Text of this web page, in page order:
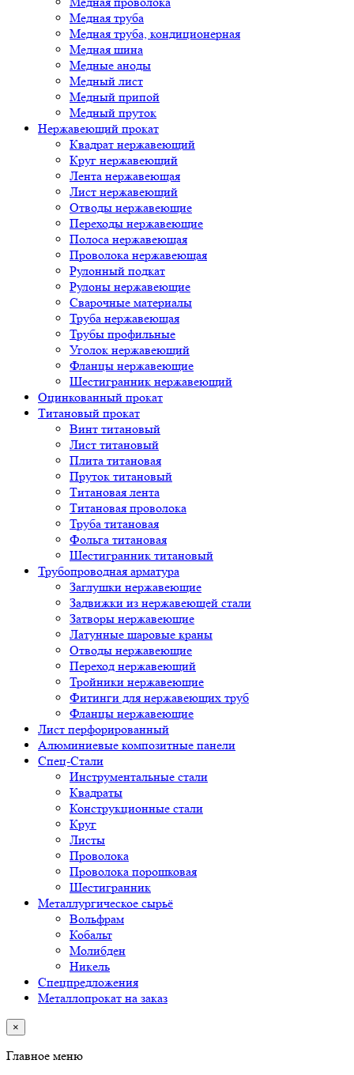
Медная труба
Медная труба, кондиционерная
Медная шина
Медные аноды
Медный лист
Медный припой
Медный пруток
Нержавеющий прокат
Квадрат нержавеющий
Круг нержавеющий
Лента нержавеющая
Лист нержавеющий
Отводы нержавеющие
Переходы нержавеющие
Полоса нержавеющая
Проволока нержавеющая
Рулонный подкат
Рулоны нержавеющие
Сварочные материалы
Труба нержавеющая
Трубы профильные
Уголок нержавеющий
Фланцы нержавеющие
Шестигранник нержавеющий
Оцинкованный прокат
Титановый прокат
Винт титановый
Лист титановый
Плита титановая
Пруток титановый
Титановая лента
Титановая проволока
Труба титановая
Фольга титановая
Шестигранник титановый
Трубопроводная арматура
Заглушки нержавеющие
Задвижки из нержавеющей стали
Затворы нержавеющие
Латунные шаровые краны
Отводы нержавеющие
Переход нержавеющий
Тройники нержавеющие
Фитинги для нержавеющих труб
Фланцы нержавеющие
Лист перфорированный
Алюминиевые композитные панели
Спец-Стали
Инструментальные стали
Квадраты
Конструкционные стали
Круг
Листы
Проволока
Проволока порошковая
Шестигранник
Металлургическое сырьё
Вольфрам
Кобальт
Молибден
Никель
Спецпредложения
Металлопрокат на заказ
×
Главное меню